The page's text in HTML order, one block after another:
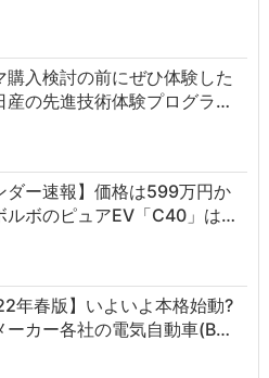
購入検討の前にぜひ体験した
産の先進技術体験プログラ…
ダー速報】価格は599万円か
ルボのピュアEV「C40」は…
年春版】いよいよ本格始動?
ーカー各社の電気自動車(B…